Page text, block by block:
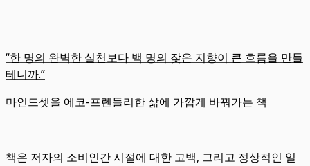
“한 명의 완벽한 실천보다 백 명의 잦은 지향이 큰 흐름을 만들
테니까.”
마인드셋을 에코-프렌들리한 삶에 가깝게 바꿔가는 책
책은 저자의 소비인간 시절에 대한 고백, 그리고 정상적인 일